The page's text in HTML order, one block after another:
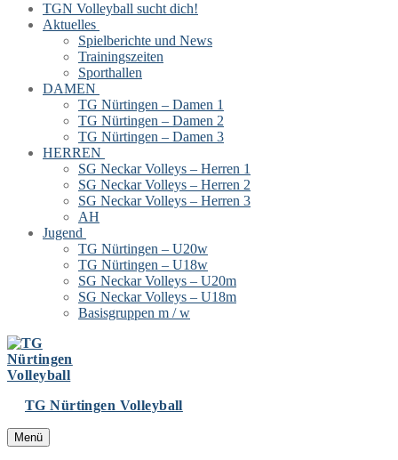
TGN Volleyball sucht dich!
Aktuelles
Spielberichte und News
Trainingszeiten
Sporthallen
DAMEN
TG Nürtingen – Damen 1
TG Nürtingen – Damen 2
TG Nürtingen – Damen 3
HERREN
SG Neckar Volleys – Herren 1
SG Neckar Volleys – Herren 2
SG Neckar Volleys – Herren 3
AH
Jugend
TG Nürtingen – U20w
TG Nürtingen – U18w
SG Neckar Volleys – U20m
SG Neckar Volleys – U18m
Basisgruppen m / w
TG Nürtingen Volleyball
Menü